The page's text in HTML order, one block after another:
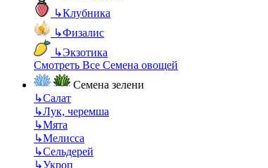
↳Клубника
↳Физалис
↳Экзотика
Смотреть Все Семена овощей
Семена зелени
↳Салат
↳Лук, черемша
↳Мята
↳Мелисса
↳Сельдерей
↳Укроп